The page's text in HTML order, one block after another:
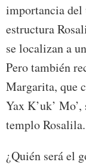
importancia
estructura
se localizan a
Pero también
Margarita, que
Yax K’uk’
templo Rosalila.
¿Quién será el